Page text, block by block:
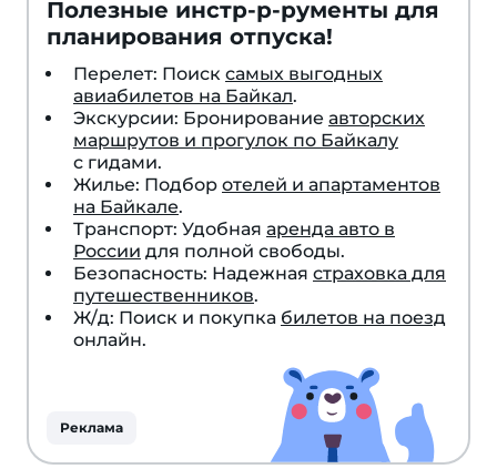
Полезные инстр-р-рументы для
планирования отпуска!
Перелет: Поиск самых выгодных
авиабилетов на Байкал.
Экскурсии: Бронирование авторских
маршрутов и прогулок по Байкалу
с гидами.
Жилье: Подбор отелей и апартаментов
на Байкале.
Транспорт: Удобная аренда авто в
России для полной свободы.
Безопасность: Надежная страховка для
путешественников.
Ж/д: Поиск и покупка билетов на поезд
онлайн.
Реклама